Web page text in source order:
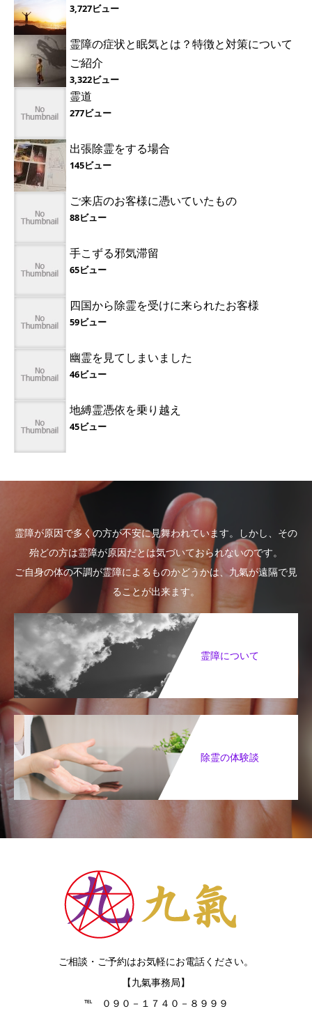
3,727ビュー
霊障の症状と眠気とは？特徴と対策について
ご紹介
3,322ビュー
霊道
277ビュー
出張除霊をする場合
145ビュー
ご来店のお客様に憑いていたもの
88ビュー
手こずる邪気滞留
65ビュー
四国から除霊を受けに来られたお客様
59ビュー
幽霊を見てしまいました
46ビュー
地縛霊憑依を乗り越え
45ビュー
霊障が原因で多くの方が不安に見舞われています。しかし、その
殆どの方は霊障が原因だとは気づいておられないのです。
ご自身の体の不調が霊障によるものかどうかは、九氣が遠隔で見
ることが出来ます。
霊障について
除霊の体験談
ご相談・ご予約はお気軽にお電話ください。
【九氣事務局】
℡ ０９０－１７４０－８９９９